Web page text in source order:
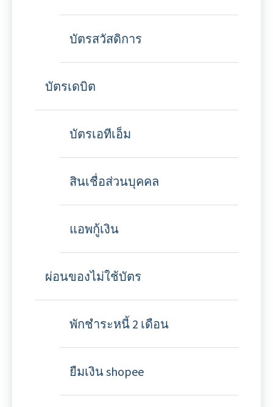
บัตรสวัสดิการ
บัตรเดบิต
บัตรเอทีเอ็ม
สินเชื่อส่วนบุคคล
แอพกู้เงิน
ผ่อนของไม่ใช้บัตร
พักชำระหนี้ 2 เดือน
ยืมเงิน shopee